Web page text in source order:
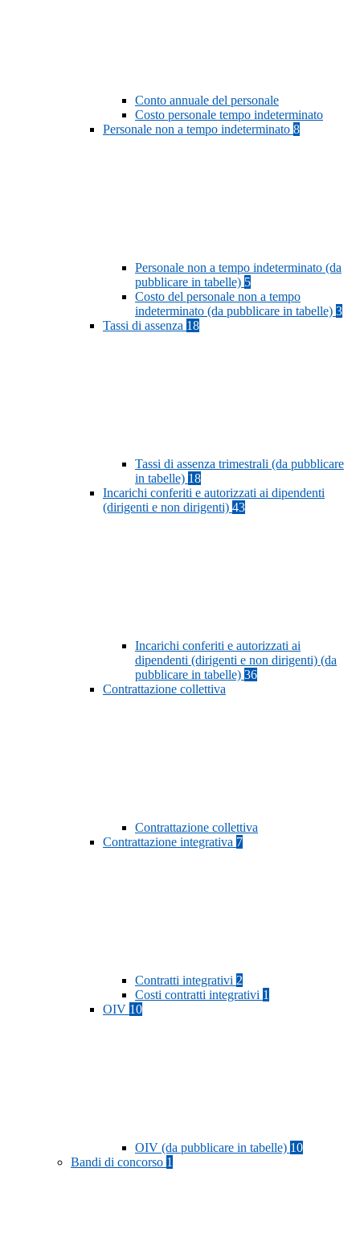
Conto annuale del personale
Costo personale tempo indeterminato
Personale non a tempo indeterminato 8
Personale non a tempo indeterminato (da
pubblicare in tabelle) 5
Costo del personale non a tempo
indeterminato (da pubblicare in tabelle) 3
Tassi di assenza 18
Tassi di assenza trimestrali (da pubblicare
in tabelle) 18
Incarichi conferiti e autorizzati ai dipendenti
(dirigenti e non dirigenti) 43
Incarichi conferiti e autorizzati ai
dipendenti (dirigenti e non dirigenti) (da
pubblicare in tabelle) 36
Contrattazione collettiva
Contrattazione collettiva
Contrattazione integrativa 7
Contratti integrativi 2
Costi contratti integrativi 1
OIV 10
OIV (da pubblicare in tabelle) 10
Bandi di concorso 1